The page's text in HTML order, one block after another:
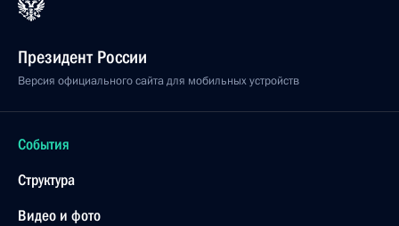
Президент России
Версия официального сайта для мобильных устройств
События
Структура
Видео и фото